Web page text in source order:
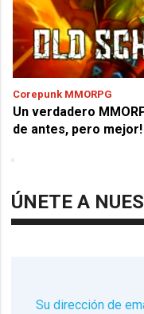
Corepunk MMORPG
Un verdadero
de antes, pero mejor!
ÚNETE A